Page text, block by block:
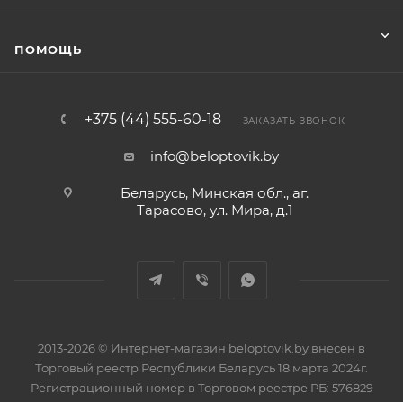
ПОМОЩЬ
+375 (44) 555-60-18 ЗАКАЗАТЬ ЗВОНОК
info@beloptovik.by
Беларусь, Минская обл., аг.
Тарасово, ул. Мира, д.1
2013-2026 © Интернет-магазин beloptovik.by внесен в
Торговый реестр Республики Беларусь 18 марта 2024г.
Регистрационный номер в Торговом реестре РБ: 576829